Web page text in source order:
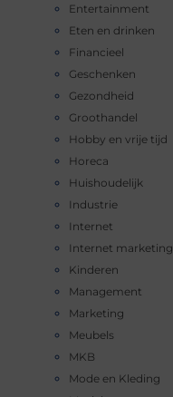
Entertainment
Eten en drinken
Financieel
Geschenken
Gezondheid
Groothandel
Hobby en vrije tijd
Horeca
Huishoudelijk
Industrie
Internet
Internet marketing
Kinderen
Management
Marketing
Meubels
MKB
Mode en Kleding